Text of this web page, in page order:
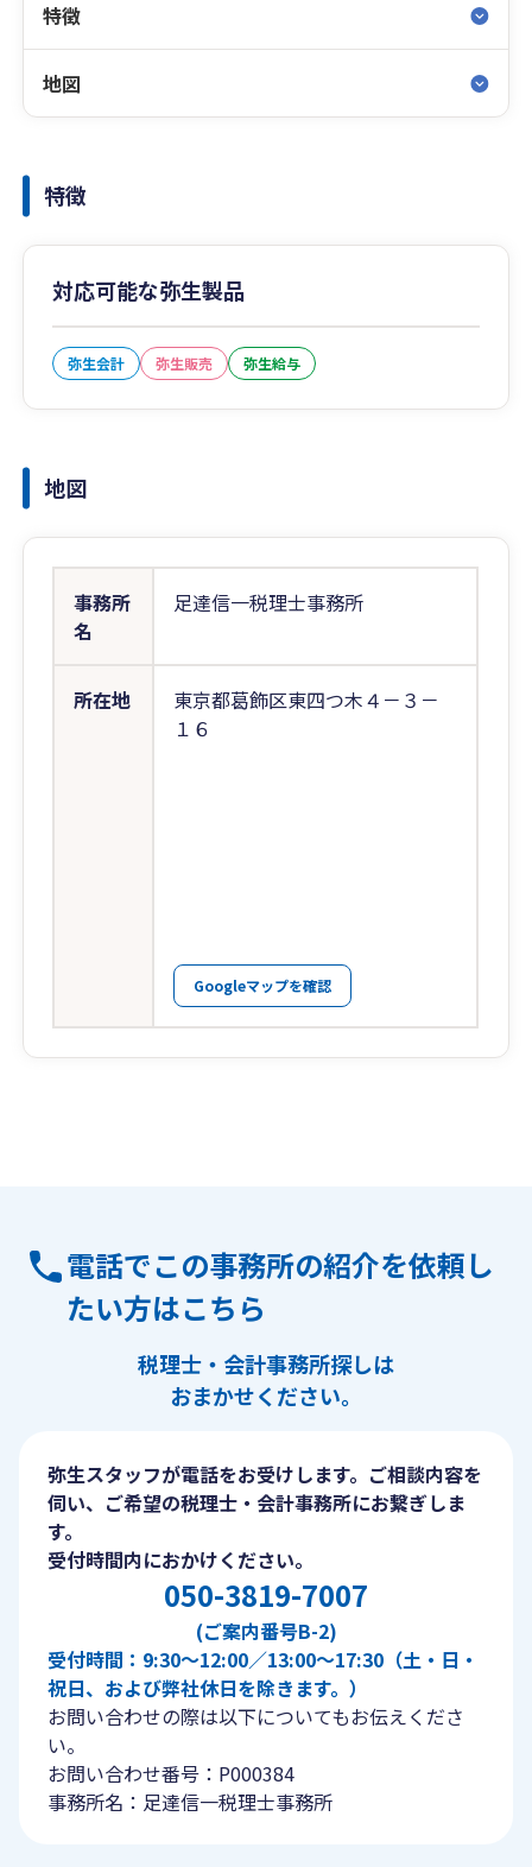
特徴
地図
特徴
対応可能な弥生製品
弥生会計 弥生販売 弥生給与
地図
事務所
名
足達信一税理士事務所
所在地
東京都葛飾区東四つ木４－３－
１６
Googleマップを確認
電話でこの事務所の紹介を依頼し
たい方はこちら
税理士・会計事務所探しは
おまかせください。
弥生スタッフが電話をお受けします。ご相談内容を
伺い、ご希望の税理士・会計事務所にお繋ぎしま
す。
受付時間内におかけください。
050-3819-7007
(ご案内番号B-2)
受付時間：9:30〜12:00／13:00〜17:30（土・日・
祝日、および弊社休日を除きます。）
お問い合わせの際は以下についてもお伝えくださ
い。
お問い合わせ番号：P000384
事務所名：足達信一税理士事務所